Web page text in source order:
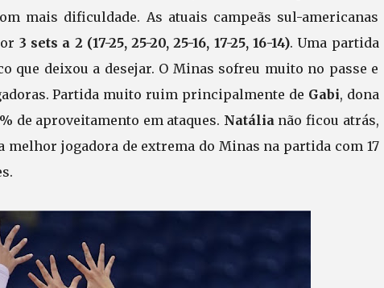
mais dificuldade. As atuais campeãs sul-americanas
3 sets a 2 (17-25, 25-20, 25-16, 17-25, 16-14). Uma partida
que deixou a desejar. O Minas sofreu muito no passe e
Partida muito ruim principalmente de Gabi, dona
de aproveitamento em ataques. Natálianão ficou atrás,
melhor jogadora de extrema do Minas na partida com 17